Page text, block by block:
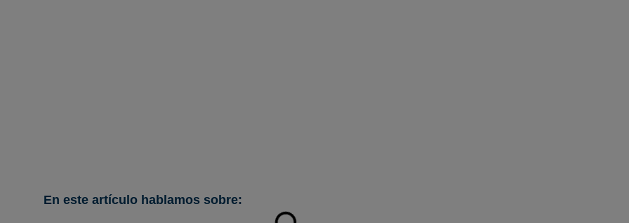
En este artículo hablamos sobre: